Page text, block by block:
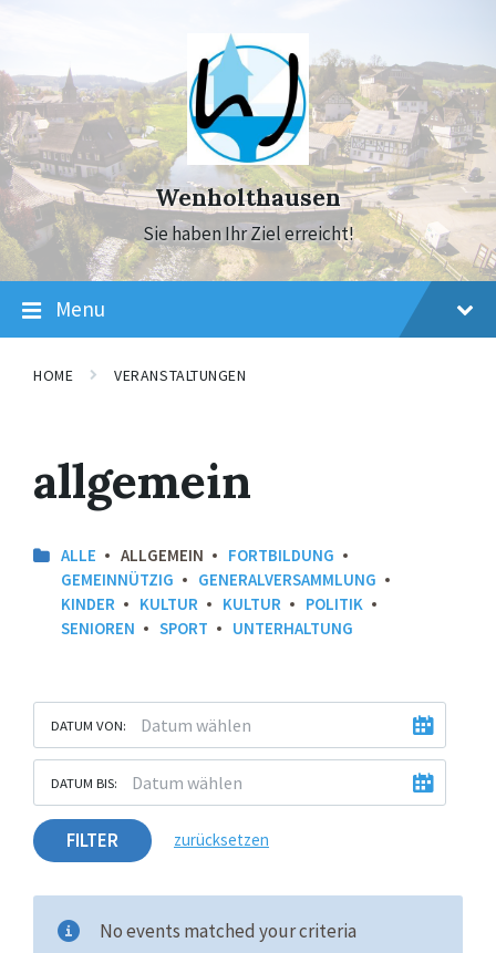
navigation
Wenholthausen
Sie haben Ihr Ziel erreicht!
Menu
HOME VERANSTALTUNGEN
allgemein
ALLE ALLGEMEIN
FORTBILDUNG
GEMEINNÜTZIG
GENERALVERSAMMLUNG
KINDER
KULTUR KULTUR
POLITIK
SENIOREN
SPORT UNTERHALTUNG
DATUM VON:
DATUM BIS:
FILTER zurücksetzen
No events matched your criteria